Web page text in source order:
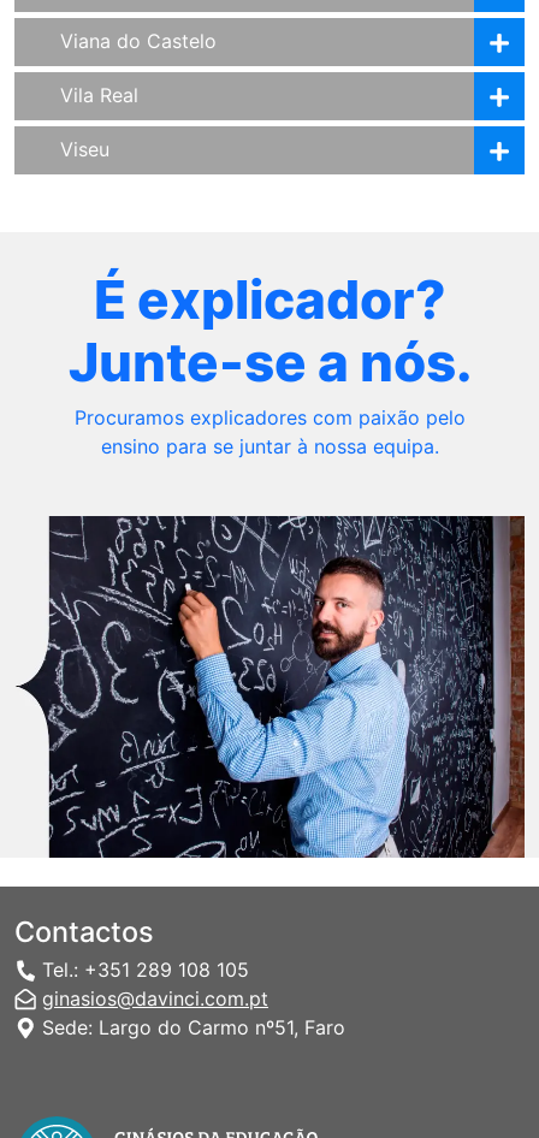
Viana do Castelo
Vila Real
Viseu
É explicador?
Junte-se a nós.
Procuramos explicadores com paixão pelo
ensino para se juntar à nossa equipa.
Contactos
Tel.: +351 289 108 105
ginasios@davinci.com.pt
Sede: Largo do Carmo nº51, Faro